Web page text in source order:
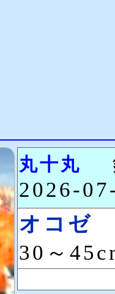
丸十丸
2026-
オコゼ
30～